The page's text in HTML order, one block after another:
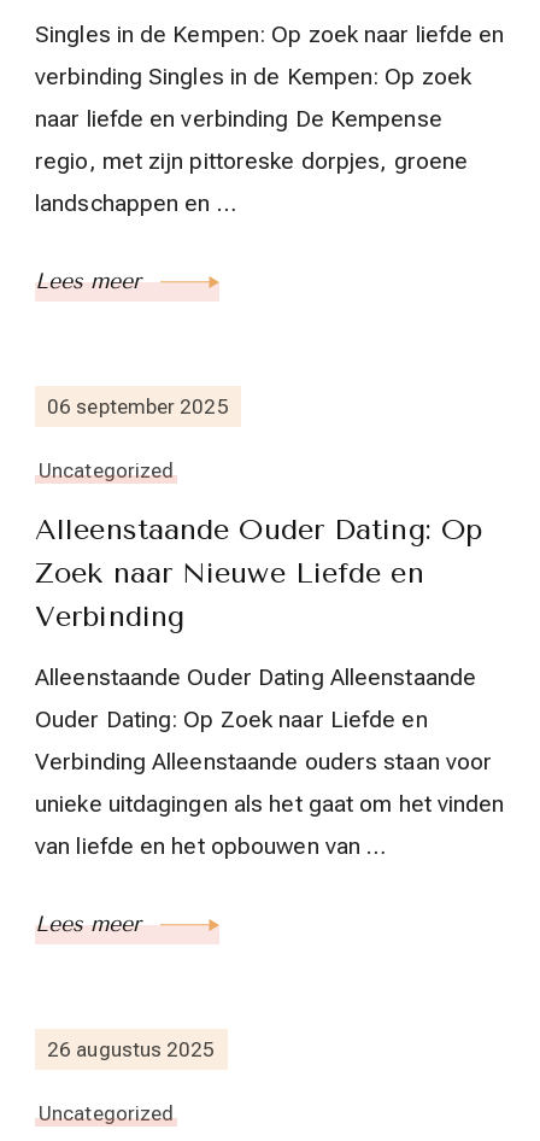
Singles in de Kempen: Op zoek naar liefde en
verbinding Singles in de Kempen: Op zoek
naar liefde en verbinding De Kempense
regio, met zijn pittoreske dorpjes, groene
landschappen en …
Lees meer
06 september 2025
Uncategorized
Alleenstaande Ouder Dating: Op
Zoek naar Nieuwe Liefde en
Verbinding
Alleenstaande Ouder Dating Alleenstaande
Ouder Dating: Op Zoek naar Liefde en
Verbinding Alleenstaande ouders staan voor
unieke uitdagingen als het gaat om het vinden
van liefde en het opbouwen van …
Lees meer
26 augustus 2025
Uncategorized